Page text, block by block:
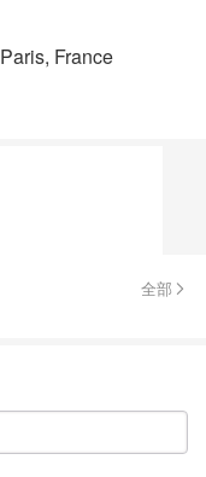
France
全部